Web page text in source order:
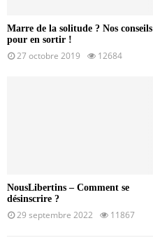
Marre de la solitude ? Nos conseils
pour en sortir !
27 octobre 2019 12684
NousLibertins – Comment se
désinscrire ?
29 septembre 2022 11867